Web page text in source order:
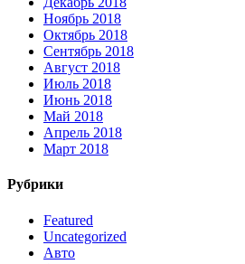
Ноябрь 2018
Октябрь 2018
Сентябрь 2018
Август 2018
Июль 2018
Июнь 2018
Май 2018
Апрель 2018
Март 2018
Рубрики
Featured
Uncategorized
Авто